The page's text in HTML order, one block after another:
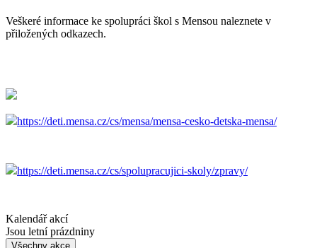
Veškeré informace ke spolupráci škol s Mensou naleznete v
přiložených odkazech.
https://deti.mensa.cz/cs/mensa/mensa-cesko-detska-mensa/
https://deti.mensa.cz/cs/spolupracujici-skoly/zpravy/
Kalendář akcí
Jsou letní prázdniny
Všechny akce